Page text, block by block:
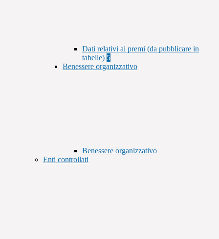
Dati relativi ai premi (da pubblicare in
tabelle) 5
Benessere organizzativo
Benessere organizzativo
Enti controllati